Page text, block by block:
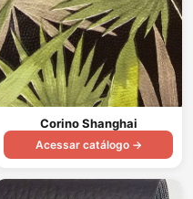
Corino Shanghai
Acessar catálogo →